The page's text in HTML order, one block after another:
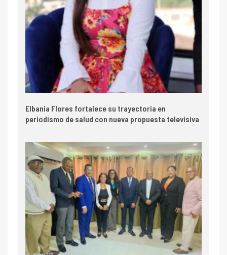
Elbania Flores fortalece su trayectoria en
periodismo de salud con nueva propuesta televisiva